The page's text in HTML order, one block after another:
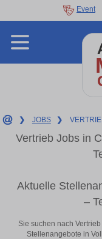
Event
❯ JOBS ❯
Vertrieb Jobs in
Aktuelle
–
Sie suchen nach
Stellenangebote in